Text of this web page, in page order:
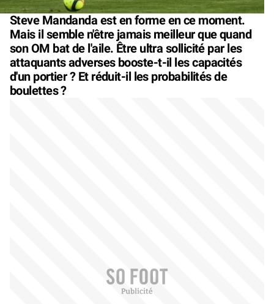
Steve Mandanda est en forme en ce moment.
Mais il semble n'être jamais meilleur que quand
son OM bat de l'aile. Être ultra sollicité par les
attaquants adverses booste-t-il les capacités
d'un portier ? Et réduit-il les probabilités de
boulettes ?